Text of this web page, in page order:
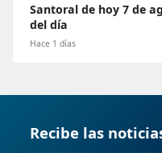
Santoral de hoy 7 de
del día
Hace 1 días
Recibe las